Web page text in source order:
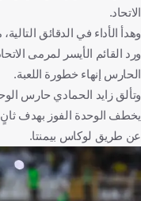
الاتحاد.
وهدأ الأداء في الدقائق
ورد القائم الأيسر لمرمى
الحارس إنهاء خطورة اللعبة.
وتألق زايد الحمادي حارس
عن طريق لوكاس بيمنتا.